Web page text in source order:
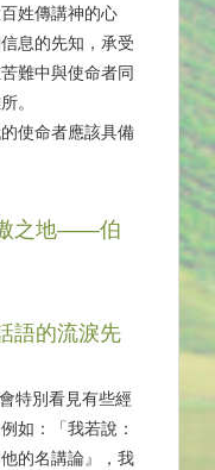
姓傳講神的心
息的先知，承受
難中與使命者同
。
使命者應該具備
之地——伯
語的流淚先
特別看見有些經
如：「我若說：
的名講論』，我